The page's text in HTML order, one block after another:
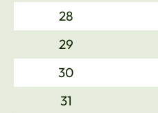
28
29
30
31